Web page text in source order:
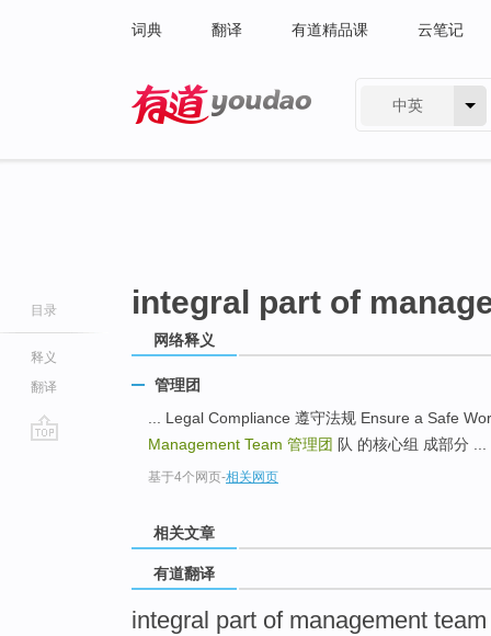
词典 翻译 有道精品课 云笔记
中英
目录
释义
翻译
integral part of
网络释义
管理团
... Legal Compliance 遵守法规 Ensure a Safe
Management Team 管理团 队 的核心组 成部分 ...
基于4个网页-相关网页
相关文章
有道翻译
integral part of management team